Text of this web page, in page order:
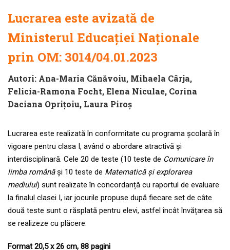
Lucrarea este avizată de
Ministerul Educației Naționale
prin OM: 3014/04.01.2023
Autori: Ana-Maria Cănăvoiu, Mihaela Cârja,
Felicia-Ramona Focht,Elena Niculae, Corina
Daciana Oprițoiu, Laura Piroș
Lucrarea este realizată în conformitate cu programa școlară în
vigoare pentru clasa I, având o abordare atractivă și
interdisciplinară. Cele 20 de teste (10 teste de Comunicare în
limba românăși 10 teste de Matematică și explorarea
mediului) sunt realizate în concordanță cu raportul de evaluare
la finalul clasei I, iar jocurile propuse după fiecare set de câte
două teste sunt o răsplată pentru elevi, astfel încât învățarea să
se realizeze cu plăcere.
Format 20,5 x 26 cm, 88 pagini